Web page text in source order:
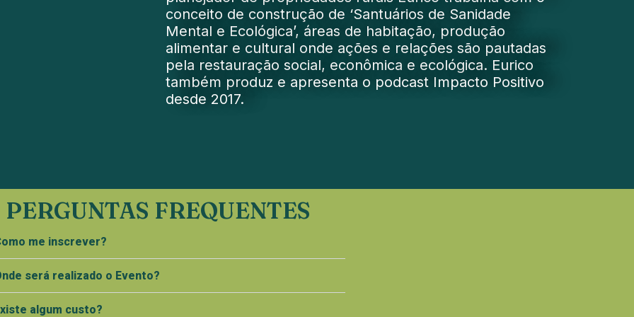
conceito de construção de ‘Santuários de Sanidade
Mental e Ecológica’, áreas de habitação, produção
alimentar e cultural onde ações e relações são pautadas
pela restauração social, econômica e ecológica. Eurico
também produz e apresenta o podcast Impacto Positivo
desde 2017.
PERGUNTAS FREQUENTES
me inscrever?
será realizado o Evento?
algum custo?